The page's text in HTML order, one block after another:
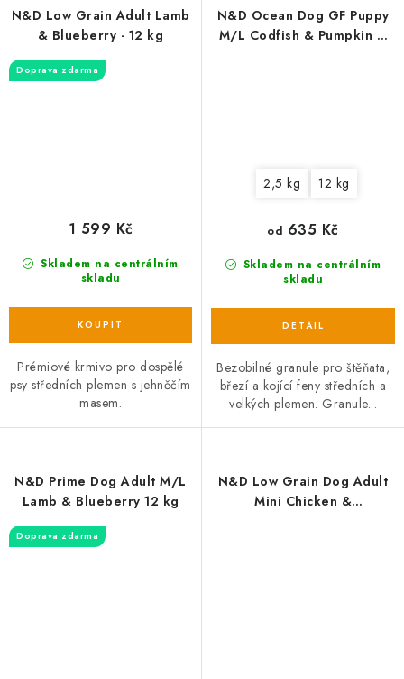
N&D Low Grain Adult Lamb
& Blueberry - 12 kg
Doprava zdarma
Skladem na centrálním
skladu
1 599 Kč
Prémiové krmivo pro dospělé
psy středních plemen s jehněčím
masem.
N&D Ocean Dog GF Puppy
M/L Codfish & Pumpkin &
2,5 kg 12 kg
Skladem na centrálním
skladu
od 635 Kč
Bezobilné granule pro štěňata,
březí a kojící feny středních a
velkých plemen. Granule...
N&D Prime Dog Adult M/L
Lamb & Blueberry 12 kg
Doprava zdarma
N&D Low Grain Dog Adult
Mini Chicken &